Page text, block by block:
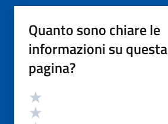
Quanto sono chiare le
informazioni su questa
pagina?
Valutazione